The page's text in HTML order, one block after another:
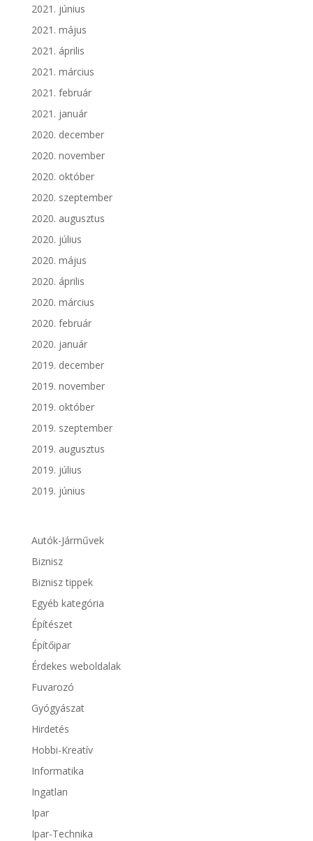
2021. június
2021. május
2021. április
2021. március
2021. február
2021. január
2020. december
2020. november
2020. október
2020. szeptember
2020. augusztus
2020. július
2020. május
2020. április
2020. március
2020. február
2020. január
2019. december
2019. november
2019. október
2019. szeptember
2019. augusztus
2019. július
2019. június
Autók-Járművek
Biznisz
Biznisz tippek
Egyéb kategória
Építészet
Építőipar
Érdekes weboldalak
Fuvarozó
Gyógyászat
Hirdetés
Hobbi-Kreatív
Informatika
Ingatlan
Ipar
Ipar-Technika